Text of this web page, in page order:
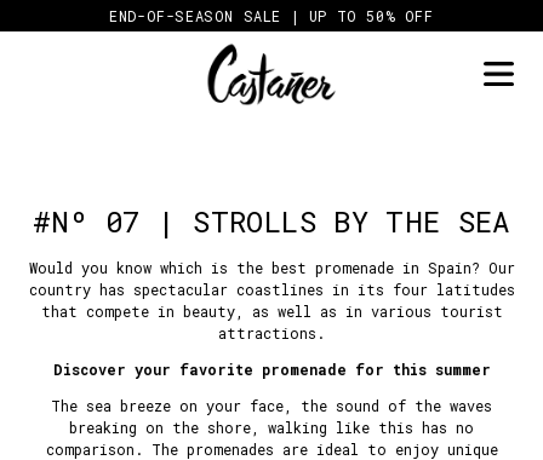
to
END-OF-SEASON SALE | UP TO 50% OFF
#Nº 07 | STROLLS BY THE SEA
Would you know which is the best promenade in Spain? Our
country has spectacular coastlines in its four latitudes
that compete in beauty, as well as in various tourist
attractions.
Discover your favorite promenade for this summer
The sea breeze on your face, the sound of the waves
breaking on the shore, walking like this has no
comparison. The promenades are ideal to enjoy unique